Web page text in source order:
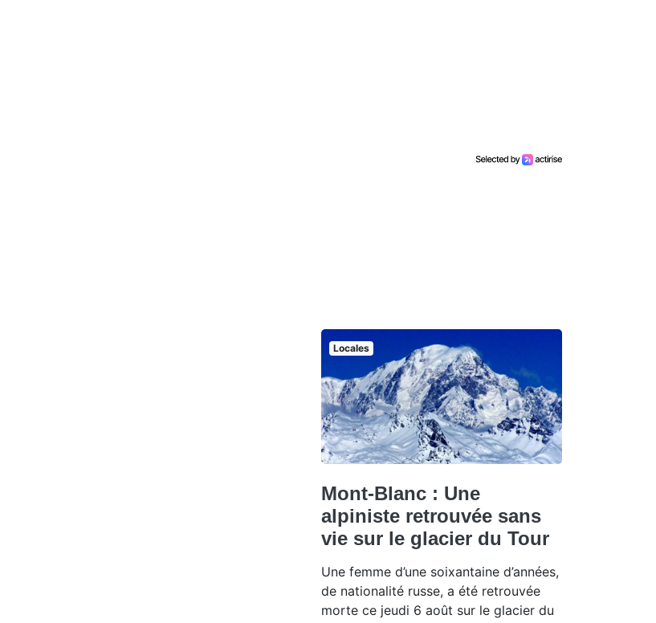
Locales
Mont-Blanc : Une
alpiniste retrouvée sans
vie sur le glacier du Tour
Une femme d’une soixantaine d’années,
de nationalité russe, a été retrouvée
morte ce jeudi 6 août sur le glacier du